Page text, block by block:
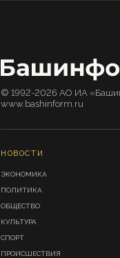
© 1992-2026 АО ИА
www.bashinform.ru
НОВОСТИ
ЭКОНОМИКА
ПОЛИТИКА
ОБЩЕСТВО
КУЛЬТУРА
СПОРТ
ПРОИСШЕСТВИЯ